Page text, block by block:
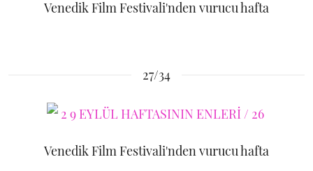
Venedik Film Festivali'nden vurucu hafta
27/34
Venedik Film Festivali'nden vurucu hafta